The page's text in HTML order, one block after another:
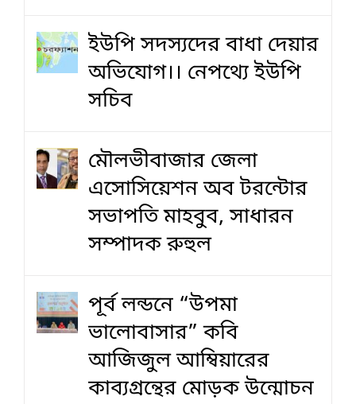
ইউপি সদস্যদের বাধা দেয়ার
অভিযোগ।। নেপথ্যে ইউপি
সচিব
মৌলভীবাজার জেলা
এসোসিয়েশন অব টরন্টোর
সভাপতি মাহবুব, সাধারন
সম্পাদক রুহুল
পূর্ব লন্ডনে “উপমা
ভালোবাসার” কবি
আজিজুল আম্বিয়ারের
কাব্যগ্রন্থের মোড়ক উন্মোচন